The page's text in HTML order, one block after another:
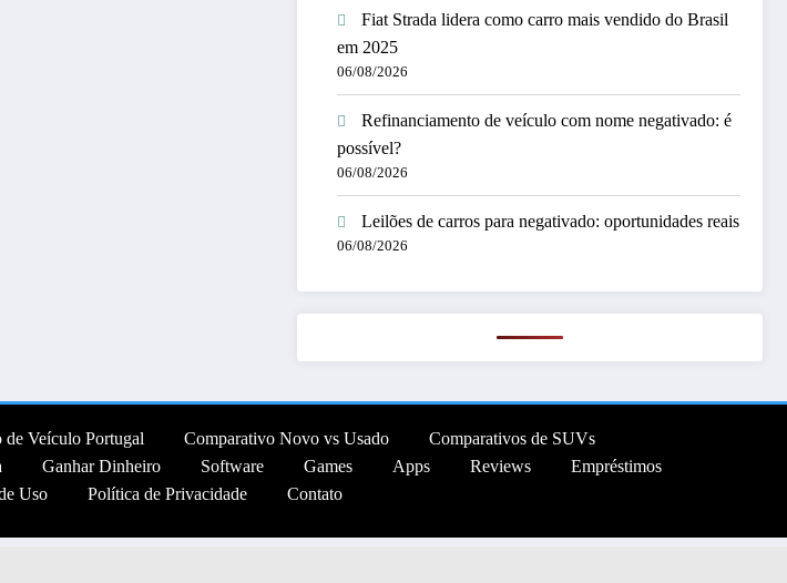
Fiat Strada lidera como carro mais vendido do Brasil
em 2025
06/08/2026
Refinanciamento de veículo com nome negativado: é
possível?
06/08/2026
Leilões de carros para negativado: oportunidades reais
06/08/2026
de Veículo Portugal Comparativo Novo vs Usado
Comparativos de SUVs
Ganhar Dinheiro Software Games Apps Reviews
Empréstimos
Uso Política de Privacidade Contato